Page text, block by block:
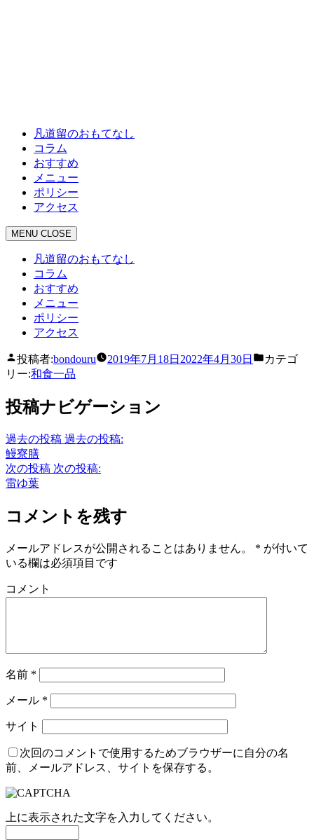
凡道留のおもてなし
コラム
おすすめ
メニュー
ポリシー
アクセス
MENU CLOSE
凡道留のおもてなし
コラム
おすすめ
メニュー
ポリシー
アクセス
投稿者:bondouru 2019年7月18日 2022年4月30日
カテゴ
リー:和食一品
投稿ナビゲーション
過去の投稿 過去の投稿:
鰻寮膳
次の投稿 次の投稿:
雷ゆ葉
コメントを残す
メールアドレスが公開されることはありません。 * が付いて
いる欄は必須項目です
コメント
名前 *
メール *
サイト
次回のコメントで使用するためブラウザーに自分の名
前、メールアドレス、サイトを保存する。
上に表示された文字を入力してください。